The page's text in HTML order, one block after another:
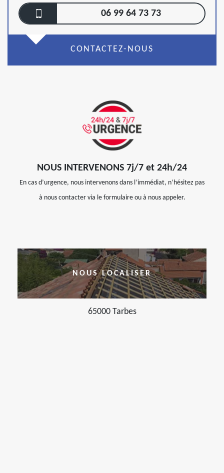
06 99 64 73 73
CONTACTEZ-NOUS
NOUS INTERVENONS 7j/7 et 24h/24
En cas d’urgence, nous intervenons dans l’immédiat, n’hésitez pas
à nous contacter via le formulaire ou à nous appeler.
NOUS LOCALISER
65000 Tarbes